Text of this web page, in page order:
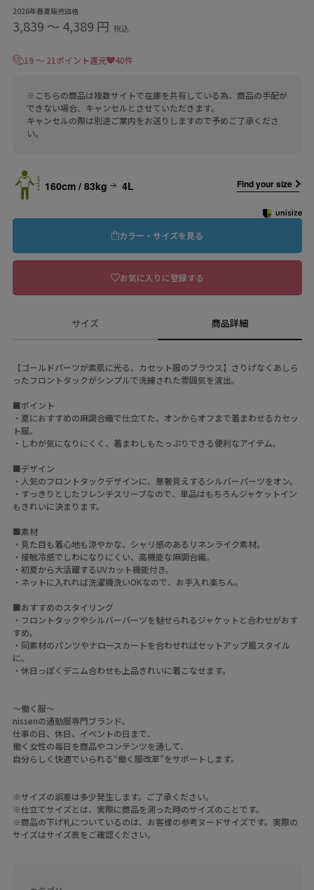
2026年春夏販売価格
3,839 〜 4,389 円 税込
19 ～ 21ポイント還元 40件
※こちらの商品は複数サイトで在庫を共有している為、商品の手配が
できない場合、キャンセルとさせていただきます。
キャンセルの際は別途ご案内をお送りしますので予めご了承くださ
い。
160cm / 83kg 4L Find your size
カラー・サイズを見る
お気に入りに登録する
サイズ 商品詳細
【ゴールドパーツが素肌に光る、カセット服のブラウス】さりげなくあしら
ったフロントタックがシンプルで洗練された雰囲気を演出。
■ポイント
・夏におすすめの麻調合織で仕立てた、オンからオフまで着まわせるカセッ
ト服。
・しわが気になりにくく、着まわしもたっぷりできる便利なアイテム。
■デザイン
・人気のフロントタックデザインに、華奢見えするシルバーパーツをオン。
・すっきりとしたフレンチスリーブなので、単品はもちろんジャケットイン
もきれいに決まります。
■素材
・見た目も着心地も涼やかな、シャリ感のあるリネンライク素材。
・接触冷感でしわになりにくい、高機能な麻調合織。
・初夏から大活躍するUVカット機能付き。
・ネットに入れれば洗濯機洗いOKなので、お手入れ楽ちん。
■おすすめのスタイリング
・フロントタックやシルバーパーツを魅せられるジャケットと合わせがおす
すめ。
・同素材のパンツやナロースカートを合わせればセットアップ風スタイル
に。
・休日っぽくデニム合わせも上品きれいに着こなせます。
～働く服～
nissenの通勤服専門ブランド。
仕事の日、休日、イベントの日まで、
働く女性の毎日を商品やコンテンツを通して、
自分らしく快適でいられる“働く服改革”をサポートします。
※サイズの誤差は多少発生します。ご了承ください。
※仕立てサイズとは、実際に商品を測った時のサイズのことです。
※商品の下げ札についているのは、お客様の参考ヌードサイズです。実際の
サイズはサイズ表をご確認ください。